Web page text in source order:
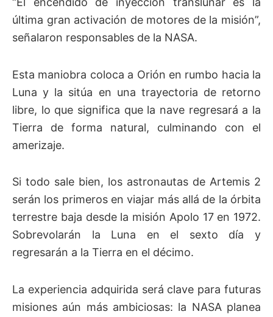
última gran activación de motores de la misión”,
señalaron responsables de la NASA.
Esta maniobra coloca a Orión en rumbo hacia la
Luna y la sitúa en una trayectoria de retorno
libre, lo que significa que la nave regresará a la
Tierra de forma natural, culminando con el
amerizaje.
Si todo sale bien, los astronautas de Artemis 2
serán los primeros en viajar más allá de la órbita
terrestre baja desde la misión Apolo 17 en 1972.
Sobrevolarán la Luna en el sexto día y
regresarán a la Tierra en el décimo.
La experiencia adquirida será clave para futuras
misiones aún más ambiciosas: la NASA planea